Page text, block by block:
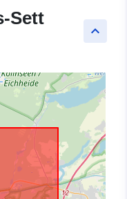
keyboard_arrow_up
Sett